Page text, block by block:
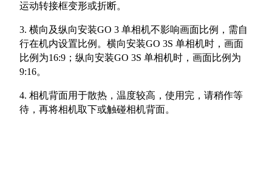
运动转接框变形或折断。
3. 横向及纵向安装GO 3 单相机不影响画面比例，需自
行在机内设置比例。横向安装GO 3S 单相机时，画面
比例为16:9；纵向安装GO 3S 单相机时，画面比例为
9:16。
4. 相机背面用于散热，温度较高，使用完，请稍作等
待，再将相机取下或触碰相机背面。